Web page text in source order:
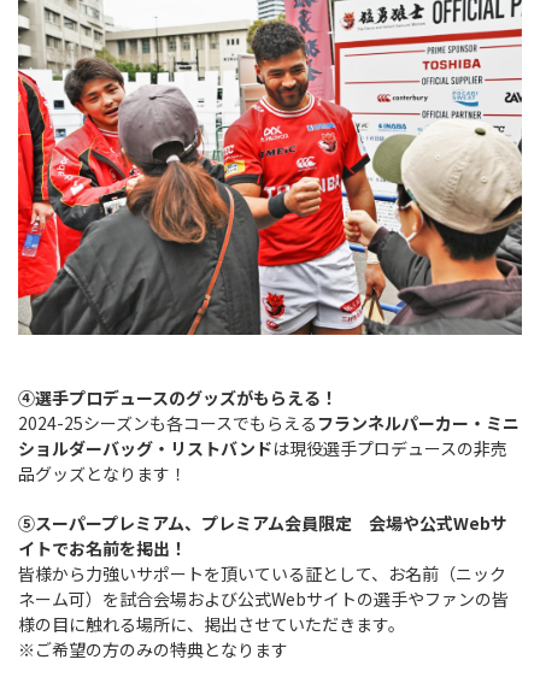
④選手プロデュースのグッズがもらえる！
2024-25シーズンも各コースでもらえるフランネルパーカー・ミニ
ショルダーバッグ・リストバンドは現役選手プロデュースの非売
品グッズとなります！
⑤スーパープレミアム、プレミアム会員限定 会場や公式Webサ
イトでお名前を掲出！
皆様から力強いサポートを頂いている証として、お名前（ニック
ネーム可）を試合会場および公式Webサイトの選手やファンの皆
様の目に触れる場所に、掲出させていただきます。
※ご希望の方のみの特典となります